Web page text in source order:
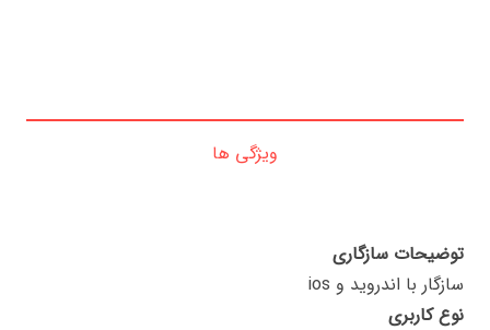
ویژگی ها
توضیحات سازگاری
سازگار با اندروید و ios
نوع کاربری